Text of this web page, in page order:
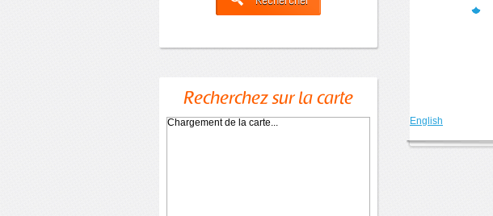
Recherchez sur la carte
Chargement de la carte... English